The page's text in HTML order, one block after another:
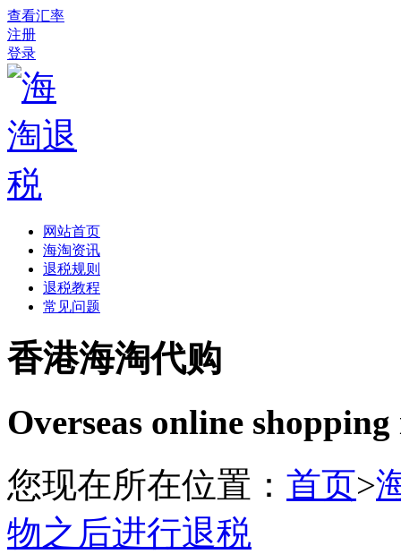
查看汇率
注册
登录
网站首页
海淘资讯
退税规则
退税教程
常见问题
香港海淘代购
Overseas online
您现在所在位置： 首页>
物之后进行退税